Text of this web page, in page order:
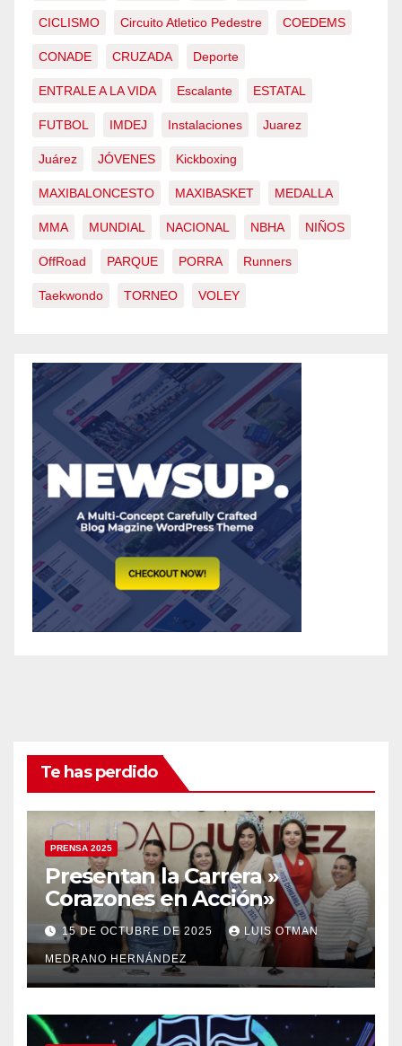
CICLISMO Circuito Atletico Pedestre COEDEMS
CONADE CRUZADA Deporte
ENTRALE A LA VIDA Escalante ESTATAL
FUTBOL IMDEJ Instalaciones Juarez
Juárez JÓVENES Kickboxing
MAXIBALONCESTO MAXIBASKET MEDALLA
MMA MUNDIAL NACIONAL NBHA NIÑOS
OffRoad PARQUE PORRA Runners
Taekwondo TORNEO VOLEY
Te has perdido
PRENSA 2025
Presentan la Carrera »
Corazones en Acción»
15 DE OCTUBRE DE 2025 LUIS OTMAN
MEDRANO HERNÁNDEZ